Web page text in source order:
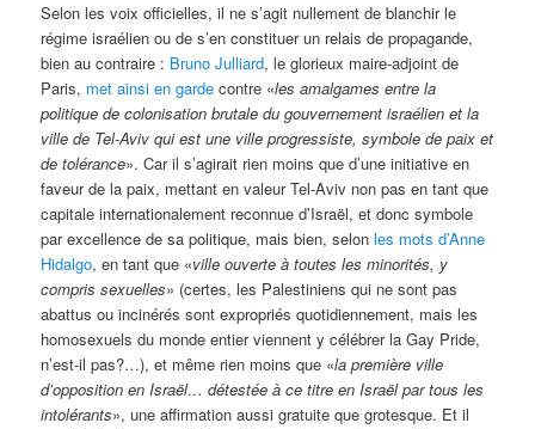
Selon les voix officielles, il ne s’agit nullement de blanchir le
régime israélien ou de s’en constituer un relais de propagande,
bien au contraire : Bruno Julliard, le glorieux maire-adjoint de
Paris, met ainsi en garde contre «les amalgames entre la
politique de colonisation brutale du gouvernement israélien et la
ville de Tel-Aviv qui est une ville progressiste, symbole de paix et
de tolérance». Car il s’agirait rien moins que d’une initiative en
faveur de la paix, mettant en valeur Tel-Aviv non pas en tant que
capitale internationalement reconnue d’Israël, et donc symbole
par excellence de sa politique, mais bien, selonles mots d’Anne
Hidalgo, en tant que «ville ouverte à toutes les minorités, y
compris sexuelles» (certes, les Palestiniens qui ne sont pas
abattus ou incinérés sont expropriés quotidiennement, mais les
homosexuels du monde entier viennent y célébrer la Gay Pride,
n’est-il pas?…), et même rien moins que «la première ville
d’opposition en Israël… détestée à ce titre en Israël par tous les
intolérants», une affirmation aussi gratuite que grotesque. Et il